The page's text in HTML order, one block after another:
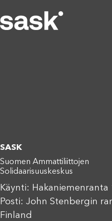
SASK
Suomen Ammattiliittojen
Solidaarisuuskeskus
Käynti: Hakaniemenranta
Posti: John Stenbergin
Finland